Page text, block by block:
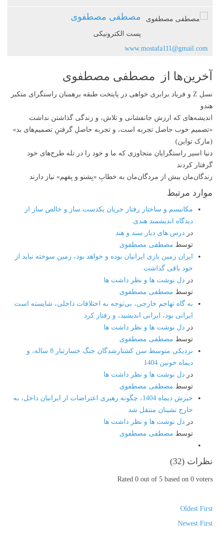
مصطفی مصطفوی
پست الکترونیکی
www.mostafa111@gmail.com
آخرین‌ها از مصطفی مصطفوی
نسل Z و فریاد برابری خواهی در پایتخت طبقه برهمنان راستگرای متکبر
هندو
اندیشه‌های که ارزش جانفشانی و تلاش، و زندگی گذاشتن نداشت
«تصمیم‌ خوب حاصل تجربه‌ است، و تجربه حاصلِ گرفتنِ تصمیم‌های بد»
(مارک تواین)
دنیا اسیر راستگرایان متجاوزی‌ که ما و خود را در تله طرح‌های خود
گرفتار کردند
زندگان‌مان بیش از مردگان‌مان به خطابِ «بِشنو و بِفهم» نیاز دارند
موارد مرتبط
مکانیسم و ساختار رفتار جریان یکدست ساز و خالص ساز از
دیدگاه اندیشمند هندی
در درس های دیار سند و هند
توسط مصطفی مصطفوی
ایران زمین بازی ایرانیان بوده و خواهد بود، زمین سوخته نباید از
خود باقی گذاشت
در دل نوشت ها و نظر داشت ها
توسط مصطفی مصطفوی
به گاه تهاجم خارجی، بی‌توجه به اختلافات داخلی، شایسته است
ایرانی بود، ایرانی اندیشید، و رفتار کرد
در دل نوشت ها و نظر داشت ها
توسط مصطفی مصطفوی
نزدیکی متوسط سن کشتارشدگان جنگ خسارتبار 8 ساله، و
دیماه خونین 1404
در دل نوشت ها و نظر داشت ها
توسط مصطفی مصطفوی
خیزش دیماه 1404، چگونه رهبری اعتراضات از ایرانیان داخل، به
خارج نشینان منتقل شد
در دل نوشت ها و نظر داشت ها
توسط مصطفی مصطفوی
نظرات (32
)
Rated 0 out of 5 based on 0 voters
Oldest First
Newest First